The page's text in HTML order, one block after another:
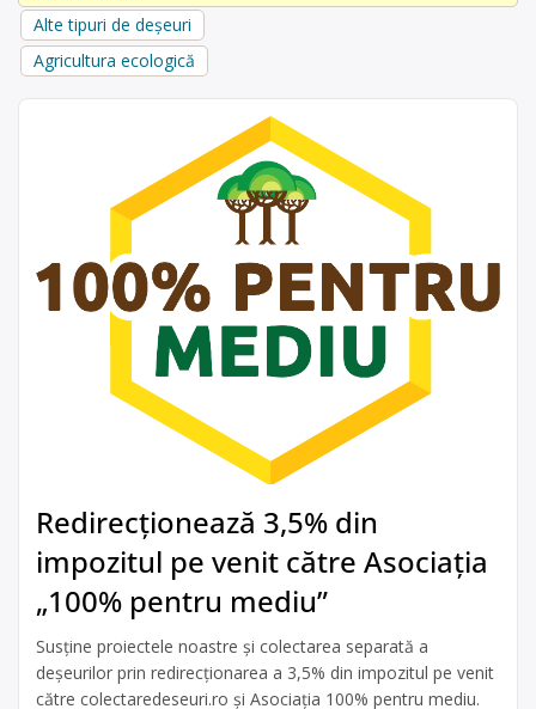
Alte tipuri de deșeuri
Agricultura ecologică
Redirecționează 3,5% din
impozitul pe venit către Asociația
„100% pentru mediu”
Susține proiectele noastre și colectarea separată a
deșeurilor prin redirecționarea a 3,5% din impozitul pe venit
către colectaredeseuri.ro și Asociația 100% pentru mediu.